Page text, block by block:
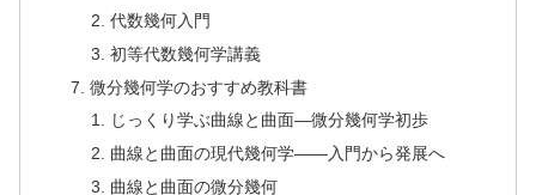
代数幾何入門
初等代数幾何学講義
微分幾何学のおすすめ教科書
じっくり学ぶ曲線と曲面―微分幾何学初歩
曲線と曲面の現代幾何学――入門から発展へ
曲線と曲面の微分幾何